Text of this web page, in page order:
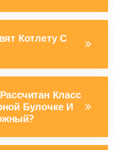
Котлету С
Класс
Булочке И